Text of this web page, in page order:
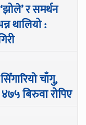
र समर्थन
थालियो :
चाँगु,
बिरुवा रोपिए